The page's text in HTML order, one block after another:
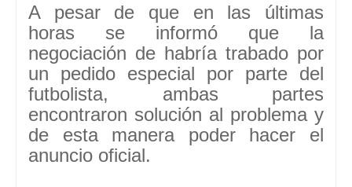
A pesar de que en las últimas
horas se informó que la
negociación de habría trabado por
un pedido especial por parte del
futbolista, ambas partes
encontraron solución al problema y
de esta manera poder hacer el
anuncio oficial.